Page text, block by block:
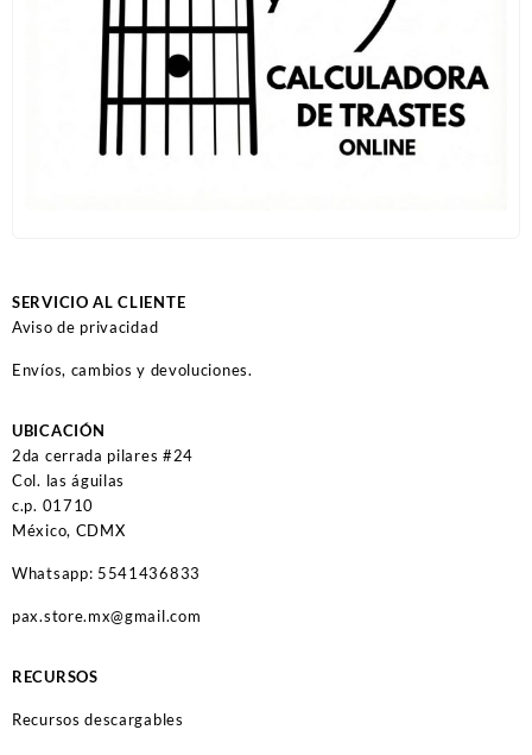
SERVICIO AL CLIENTE
Aviso de privacidad
Envíos, cambios y devoluciones.
UBICACIÓN
2da cerrada pilares #24
Col. las águilas
c.p. 01710
México, CDMX
Whatsapp: 5541436833
pax.store.mx@gmail.com
RECURSOS
Recursos descargables